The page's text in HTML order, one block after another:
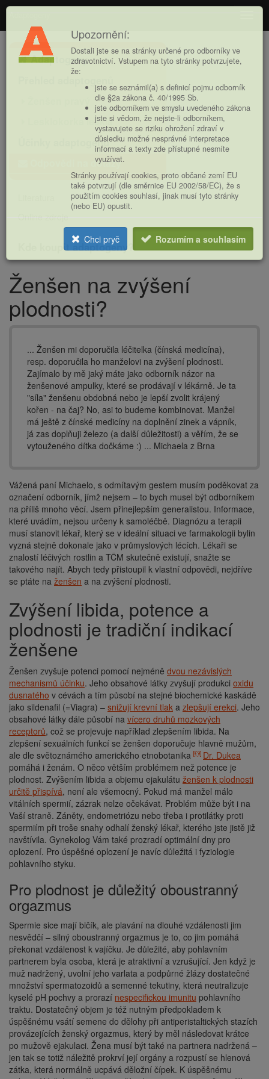
Adaptogeny
Hlavní
nabídkaAdaptogeny
Lesklokorka lesklá
Účinky adaptogenů
Odpovědi na dotazy
Online zdroje
Kde koupit adaptogeny?
Drobečková
navigace
Ženšen na zvýšení
plodnosti?
... Ženšen mi doporučila léčitelka (čínská medicína),
resp. doporučila ho manželovi na zvýšení plodnosti.
Zajímalo by mě jaký máte jako odborník názor na
ženšenové ampulky, které se prodávají v lékárně. Je ta
"síla" ženšenu obdobná nebo je lepší zvolit krájený
kořen - na čaj? No, asi to budeme kombinovat. Manžel
má ještě z čínské medicíny na doplnění zinek a vápník,
já zas doplňuji železo (a další důležitosti) a věřím, že se
vytouženého dítka dočkáme :) ... Michaela z Brna
Vážená paní Michaelo, s odmítavým gestem musím poděkovat za
označení odborník, jímž nejsem – to bych musel být odborníkem
na příliš mnoho věcí. Jsem přinejlepším generalistou. Informace,
které uvádím, nejsou určeny k samoléčbě. Diagnózu a terapii
musí stanovit lékař, který se v ideální situaci ve farmakologii bylin
vyzná stejně dokonale jako v průmyslových lécích. Lékaři se
znalostí léčivých rostlin a TČM skutečně existují, snažte se
takového najít. Abych tedy přistoupil k vlastní odpovědi, nejdříve
se ptáte na ženšen a na zvýšení plodnosti.
Zvýšení libida, potence a
plodnosti je tradiční indikací
ženšene
Ženšen zvyšuje potenci pomocí nejméně dvou nezávislých
mechanismů účinku. Jeho obsahové látky zvyšují produkci oxidu
dusnatého v cévách a tím působí na stejné biochemické kaskádě
jako sildenafil (=Viagra) – snižují krevní tlak a zlepšují erekci. Jeho
obsahové látky dále působí na vícero druhů mozkových
receptorů, což se projevuje například zlepšením libida. Na
zlepšení sexuálních funkcí se ženšen doporučuje hlavně mužům,
ale dle světoznámého amerického etnobotanika
Dr. Dukea
pomáhá i ženám. O něco větším problémem než potence je
plodnost. Zvýšením libida a objemu ejakulátu ženšen k plodnosti
určitě přispívá, není ale všemocný. Pokud má manžel málo
vitálních spermií, zázrak nelze očekávat. Problém může být i na
Vaší straně. Záněty, endometriózu nebo třeba i protilátky proti
spermiím při troše snahy odhalí ženský lékař, kterého jste jistě již
navštívila. Gynekolog Vám také prozradí optimální dny pro
oplození. Pro úspěšné oplození je navíc důležitá i fyziologie
pohlavního styku.
Pro plodnost je důležitý oboustranný
orgazmus
Spermie sice mají bičík, ale plavání na dlouhé vzdálenosti jim
nesvědčí – silný oboustranný orgazmus je to, co jim pomáhá
překonat vzdálenost k vajíčku. Je důležité, aby pohlavním
partnerem byla osoba, která je atraktivní a vzrušující. Jen když je
muž nadržený, uvolní jeho varlata a podpůrné žlázy dostatečné
množství spermatozoidů a semenné tekutiny, která neutralizuje
kyselé pH pochvy a prorazí nespecifickou imunitu pohlavního
traktu. Dostatečný objem je též nutným předpokladem k
úspěšnému vsátí semene do dělohy při antiperistaltických stazích
provázejících ženský orgazmus, který by měl následovat krátce
po mužově ejakulaci. Žena musí být také na partnera nadržená –
jen tak se totiž náležitě prokrví její orgány a rozpustí se hlenová
zátka, která normálně ucpává děložní čípek. K úspěšnému
Upozornění:
Dostali jste se na stránky určené pro odborníky ve
zdravotnictví. Vstupem na tyto stránky potvrzujete,
že:
jste se seznámil(a) s definicí pojmu odborník
dle §2a zákona č. 40/1995 Sb.
jste odborníkem ve smyslu uvedeného zákona
jste si vědom, že nejste-li odborníkem,
vystavujete se riziku ohrožení zdraví v
důsledku možné nesprávné interpretace
informací a texty zde přístupné nesmíte
využívat.
Stránky používají cookies, proto občané zemí EU
také potvrzují (dle směrnice EU 2002/58/EC), že s
použitím cookies souhlasí, jinak musí tyto stránky
(nebo EU) opustit.
Chci pryč Rozumím a souhlasím